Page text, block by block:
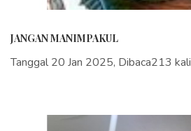
JANGAN MANIMPAKUL
Tanggal 20 Jan 2025, Dibaca213 kali